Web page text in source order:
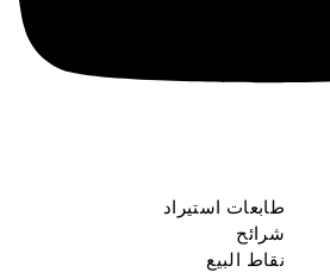
طابعات استيراد
شرائح
نقاط البيع